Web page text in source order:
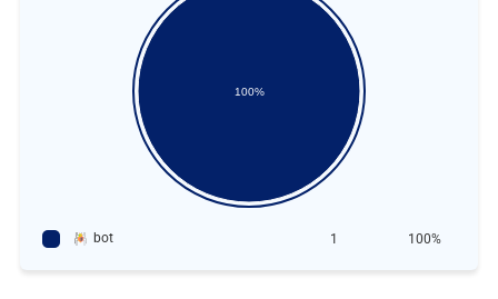
100%
bot 1 100%